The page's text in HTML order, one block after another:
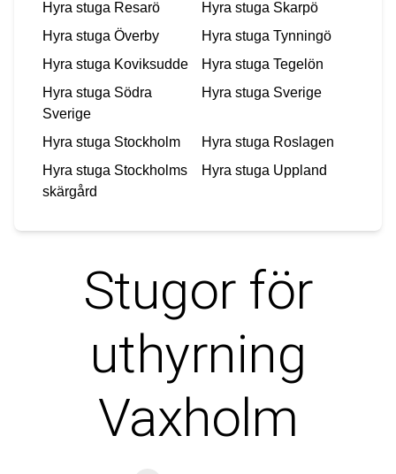
Hyra stuga Resarö Hyra stuga Skarpö
Hyra stuga Överby Hyra stuga Tynningö
Hyra stuga Koviksudde Hyra stuga Tegelön
Hyra stuga Södra
Sverige
Hyra stuga Sverige
Hyra stuga Stockholm Hyra stuga Roslagen
Hyra stuga Stockholms
skärgård
Hyra stuga Uppland
Stugor för
uthyrning
Vaxholm